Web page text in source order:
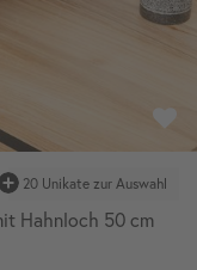
20 Unikate zur Auswahl
Hahnloch 50 cm